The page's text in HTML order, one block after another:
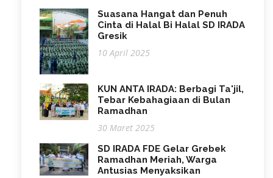
Suasana Hangat dan Penuh
Cinta di Halal Bi Halal SD IRADA
Gresik
10 April 2025
KUN ANTA IRADA: Berbagi Ta'jil,
Tebar Kebahagiaan di Bulan
Ramadhan
30 Maret 2025
SD IRADA FDE Gelar Grebek
Ramadhan Meriah, Warga
Antusias Menyaksikan